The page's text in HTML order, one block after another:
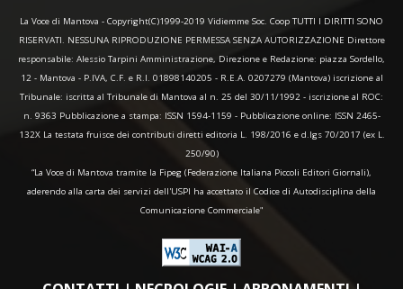
La Voce di Mantova - Copyright(C)1999-2019 Vidiemme Soc. Coop TUTTI I DIRITTI SONO
RISERVATI. NESSUNA RIPRODUZIONE PERMESSA SENZA AUTORIZZAZIONE Direttore
responsabile: Alessio Tarpini Amministrazione, Direzione e Redazione: piazza Sordello,
12 - Mantova - P.IVA, C.F. e R.I. 01898140205 - R.E.A. 0207279 (Mantova) iscrizione al
Tribunale: iscritta al Tribunale di Mantova al n. 25 del 30/11/1992 - iscrizione al ROC:
n. 9363 Pubblicazione a stampa: ISSN 1594-1159 - Pubblicazione online: ISSN 2465-
132X La testata fruisce dei contributi diretti editoria L. 198/2016 e d.lgs 70/2017 (ex L.
250/90)
“La Voce di Mantova tramite la Fipeg (Federazione Italiana Piccoli Editori Giornali),
aderendo alla carta dei servizi dell'USPI ha accettato il Codice di Autodisciplina della
Comunicazione Commerciale"